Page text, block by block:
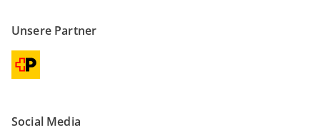
Unsere Partner
Social Media